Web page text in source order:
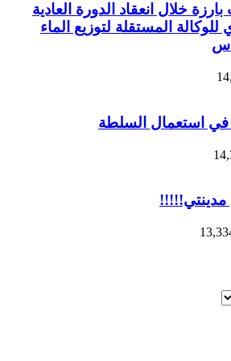
خلال انعقاد الدورة العادية
المستقلة لتوزيع الماء
استعمال السلطة